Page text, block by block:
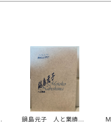
鍋島元子 人と業績